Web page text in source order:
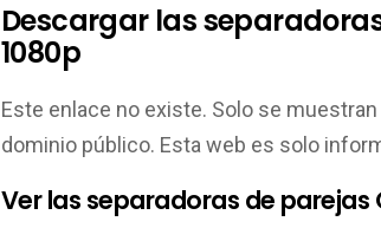
Descargar las
1080p
Este enlace no existe. Solo se
dominio público. Esta web es solo
Ver las separadoras de